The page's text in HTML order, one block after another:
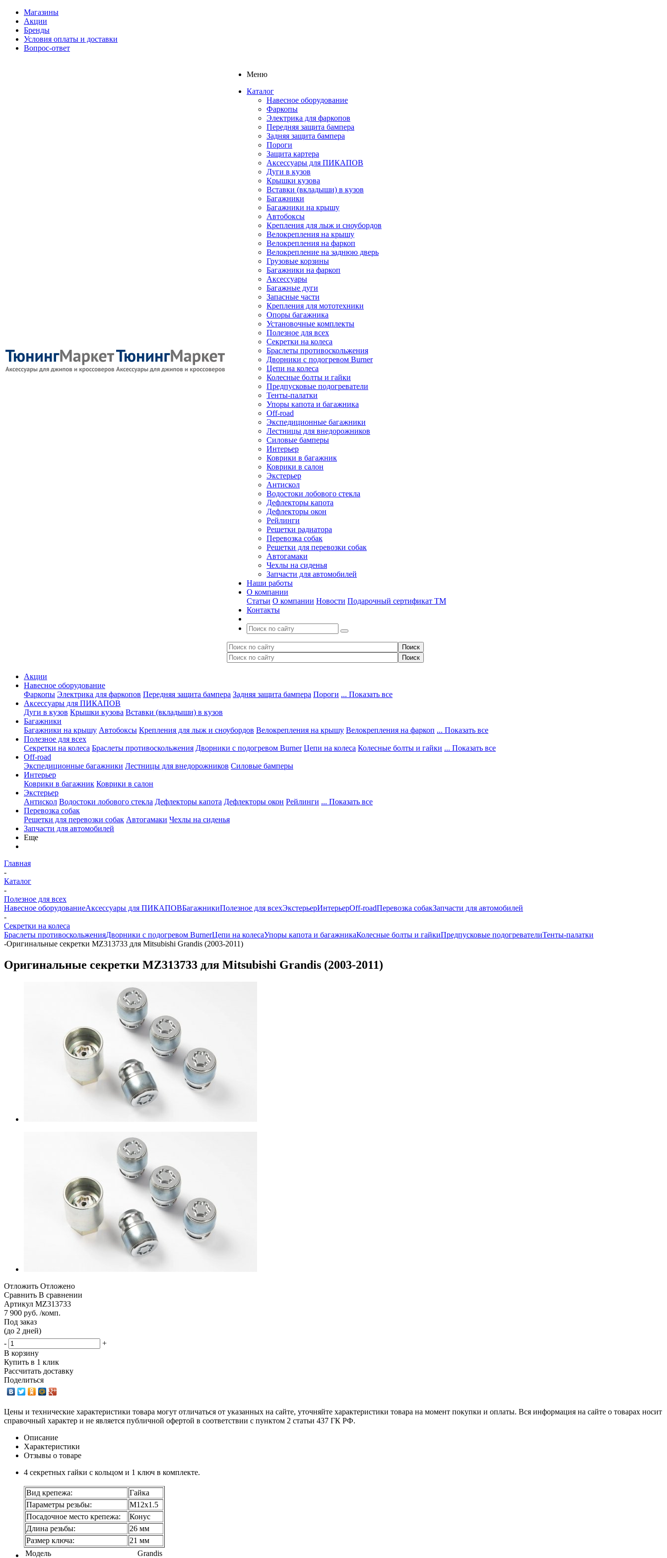
Магазины
Акции
Бренды
Условия оплаты и доставки
Вопрос-ответ
Меню
Каталог
Навесное оборудование
Фаркопы
Электрика для фаркопов
Передняя защита бампера
Задняя защита бампера
Пороги
Защита картера
Аксессуары для ПИКАПОВ
Дуги в кузов
Крышки кузова
Вставки (вкладыши) в кузов
Багажники
Багажники на крышу
Автобоксы
Крепления для лыж и сноубордов
Велокрепления на крышу
Велокрепления на фаркоп
Велокрепление на заднюю дверь
Грузовые корзины
Багажники на фаркоп
Аксессуары
Багажные дуги
Запасные части
Крепления для мототехники
Опоры багажника
Установочные комплекты
Полезное для всех
Секретки на колеса
Браслеты противоскольжения
Дворники с подогревом Burner
Цепи на колеса
Колесные болты и гайки
Предпусковые подогреватели
Тенты-палатки
Упоры капота и багажника
Off-road
Экспедиционные багажники
Лестницы для внедорожников
Силовые бамперы
Интерьер
Коврики в багажник
Коврики в салон
Экстерьер
Антискол
Водостоки лобового стекла
Дефлекторы капота
Дефлекторы окон
Рейлинги
Решетки радиатора
Перевозка собак
Решетки для перевозки собак
Автогамаки
Чехлы на сиденья
Запчасти для автомобилей
Наши работы
О компании
Статьи О компании Новости Подарочный сертификат ТМ
Контакты
Акции
Навесное оборудование
Фаркопы Электрика для фаркопов Передняя защита бампера Задняя защита бампера Пороги ... Показать все
Аксессуары для ПИКАПОВ
Дуги в кузов Крышки кузова Вставки (вкладыши) в кузов
Багажники
Багажники на крышу Автобоксы Крепления для лыж и сноубордов Велокрепления на крышу Велокрепления на фаркоп ... Показать все
Полезное для всех
Секретки на колеса Браслеты противоскольжения Дворники с подогревом Burner Цепи на колеса Колесные болты и гайки ... Показать все
Off-road
Экспедиционные багажники Лестницы для внедорожников Силовые бамперы
Интерьер
Коврики в багажник Коврики в салон
Экстерьер
Антискол Водостоки лобового стекла Дефлекторы капота Дефлекторы окон Рейлинги ... Показать все
Перевозка собак
Решетки для перевозки собак Автогамаки Чехлы на сиденья
Запчасти для автомобилей
Еще
Главная
-
Каталог
-
Полезное для всех
Навесное оборудованиеАксессуары для ПИКАПОВБагажникиПолезное для всехЭкстерьерИнтерьерOff-roadПеревозка собакЗапчасти для автомобилей
-
Секретки на колеса
Браслеты противоскольженияДворники с подогревом BurnerЦепи на колесаУпоры капота и багажникаКолесные болты и гайкиПредпусковые подогревателиТенты-палатки
-Оригинальные секретки MZ313733 для Mitsubishi Grandis (2003-2011)
Оригинальные секретки MZ313733 для Mitsubishi Grandis (2003-2011)
Отложить Отложено
Сравнить В сравнении
Артикул MZ313733
7 900 руб. /комп.
Под заказ
(до 2 дней)
-
+
В корзину
Купить в 1 клик
Рассчитать доставку
Поделиться
Цены и технические характеристики товара могут отличаться от указанных на сайте, уточняйте характеристики товара на момент покупки и оплаты. Вся информация на сайте о товарах носит
справочный характер и не является публичной офертой в соответствии с пунктом 2 статьи 437 ГК РФ.
Описание
Характеристики
Отзывы о товаре
4 секретных гайки с кольцом и 1 ключ в комплекте.
Вид крепежа:
Гайка
Параметры резьбы:
М12х1.5
Посадочное место крепежа:
Конус
Длина резьбы:
26 мм
Размер ключа:
21 мм
Модель
Grandis